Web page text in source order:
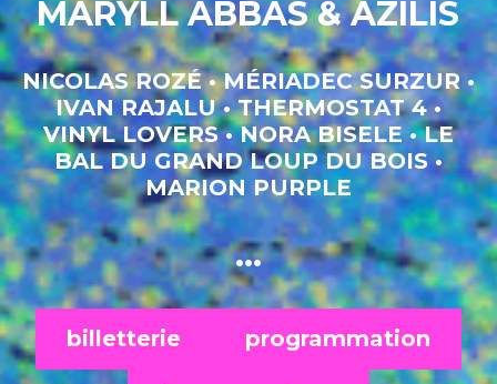
Accessibilité
&
Prévention
Newsletter
Partenaires
Mentions
légales
Historique
MARYLL ABBAS & AZILIS
NICOLAS ROZÉ • MÉRIADEC SURZUR •
IVAN RAJALU•THERMOSTAT 4 •
VINYL LOVERS • NORA BISELE•LE
BAL DU GRAND LOUP DU BOIS •
MARION PURPLE
…
billetterie programmation